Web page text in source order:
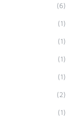
(6)
(1)
(1)
(1)
(1)
(2)
(1)